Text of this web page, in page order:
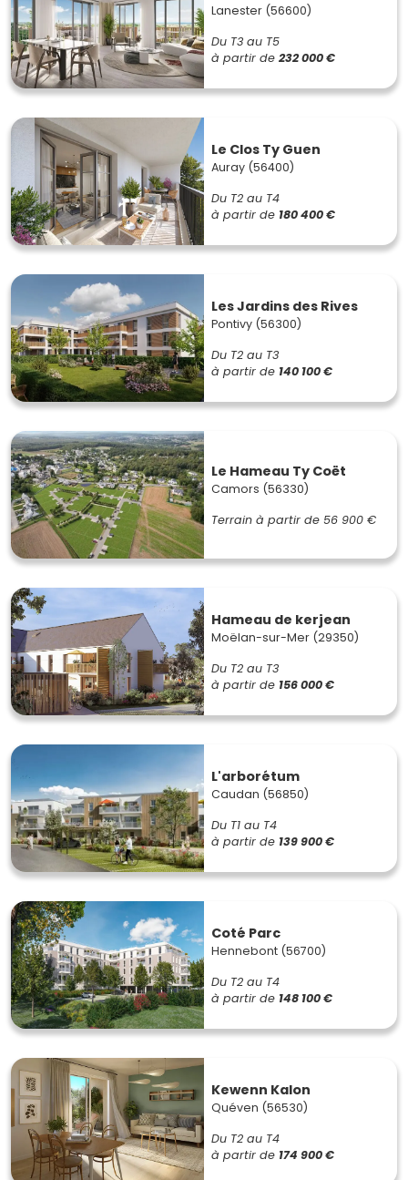
Lanester (56600)
Du T3 au T5
à partir de 232 000 €
Le Clos Ty Guen
Auray (56400)
Du T2 au T4
à partir de 180 400 €
Les Jardins des Rives
Pontivy (56300)
Du T2 au T3
à partir de 140 100 €
Le Hameau Ty Coët
Camors (56330)
Terrain à partir de 56 900 €
Hameau de kerjean
Moëlan-sur-Mer (29350)
Du T2 au T3
à partir de 156 000 €
L'arborétum
Caudan (56850)
Du T1 au T4
à partir de 139 900 €
Coté Parc
Hennebont (56700)
Du T2 au T4
à partir de 148 100 €
Kewenn Kalon
Quéven (56530)
Du T2 au T4
à partir de 174 900 €